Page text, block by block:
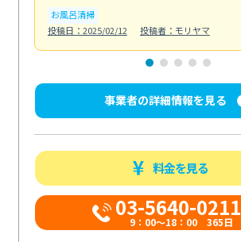
お風呂清掃
投稿日：2025/02/12
投稿者：モリヤマ
事業者の詳細情報を見る
料金を見る
03-5640-0211
9：00～18：00 365日